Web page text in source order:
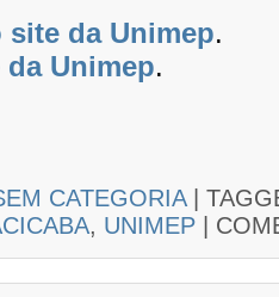
site da Unimep.
Unimep.
CATEGORIA |
, UNIMEP |